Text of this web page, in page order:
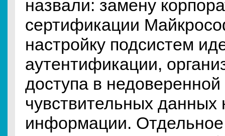
назвали: замену
сертификации
настройку подсистем
аутентификации,
доступа в
чувствительных данных
информации.